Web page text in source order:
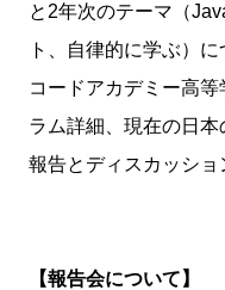
と2年次のテーマ（
ト、自律的に学ぶ）
コードアカデミー高
ラム詳細、現在の日
報告とディスカッショ
【報告会について】